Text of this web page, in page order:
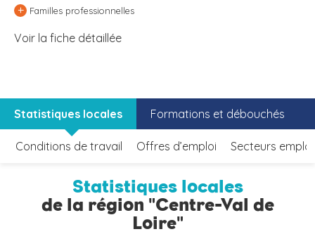
+ Familles professionnelles
Voir la fiche détaillée
Statistiques locales Formations et débouchés
Conditions de travail Offres d’emploi Secteurs
Statistiques locales
de la région "Centre-Val de
Loire"